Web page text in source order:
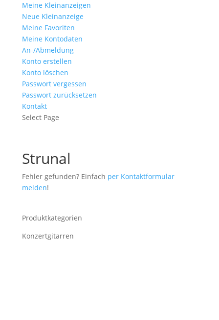
Meine Kleinanzeigen
Neue Kleinanzeige
Meine Favoriten
Meine Kontodaten
An-/Abmeldung
Konto erstellen
Konto löschen
Passwort vergessen
Passwort zurücksetzen
Kontakt
Select Page
Strunal
Fehler gefunden? Einfach per Kontaktformular
melden!
Produktkategorien
Konzertgitarren